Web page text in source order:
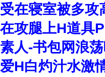
受在寝室被多攻
在攻腿上H道具
素人-书包网浪
爱H白灼汁水激